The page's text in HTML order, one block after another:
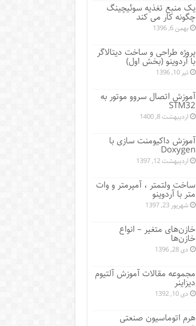
یک منبع تغذیه سوئیچینگ
چگونه کار می کند
بهمن 6, 1396
پروژه طراحی و ساخت دیتالاگر
با آردوینو (بخش اول)
تیر 10, 1396
آموزش اتصال سروو موتور به
STM32
اردیبهشت 8, 1400
آموزش داکیومنت سازی با
Doxygen
اردیبهشت 12, 1397
ساخت ولتمتر ، آمپرمتر و وات
متر با آردوینو
شهریور 23, 1397
خازن‌های متغیر – انواع
خازن‌ها
دی 28, 1396
مجموعه مقالات آموزش آلتیوم
دیزاینر
دی 10, 1392
هرم اتوماسیون صنعتی